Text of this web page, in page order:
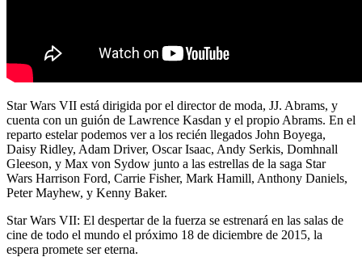
Star Wars VII está dirigida por el director de moda, JJ. Abrams, y
cuenta con un guión de Lawrence Kasdan y el propio Abrams. En el
reparto estelar podemos ver a los recién llegados John Boyega,
Daisy Ridley, Adam Driver, Oscar Isaac, Andy Serkis, Domhnall
Gleeson, y Max von Sydow junto a las estrellas de la saga Star
Wars Harrison Ford, Carrie Fisher, Mark Hamill, Anthony Daniels,
Peter Mayhew, y Kenny Baker.
Star Wars VII: El despertar de la fuerza se estrenará en las salas de
cine de todo el mundo el próximo 18 de diciembre de 2015, la
espera promete ser eterna.